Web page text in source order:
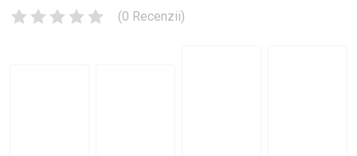
(0 Recenzii)